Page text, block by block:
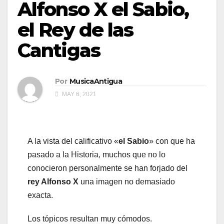
Alfonso X el Sabio,
el Rey de las
Cantigas
Por MusicaAntigua
MAY 6, 2021
A la vista del calificativo «el Sabio» con que ha
pasado a la Historia, muchos que no lo
conocieron personalmente se han forjado del
rey Alfonso X una imagen no demasiado
exacta.
Los tópicos resultan muy cómodos.